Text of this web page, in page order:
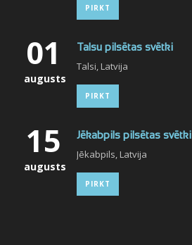
PIRKT
01
augusts
Talsu pilsētas svētki
Talsi, Latvija
PIRKT
15
augusts
Jēkabpils pilsētas svētki
Jēkabpils, Latvija
PIRKT